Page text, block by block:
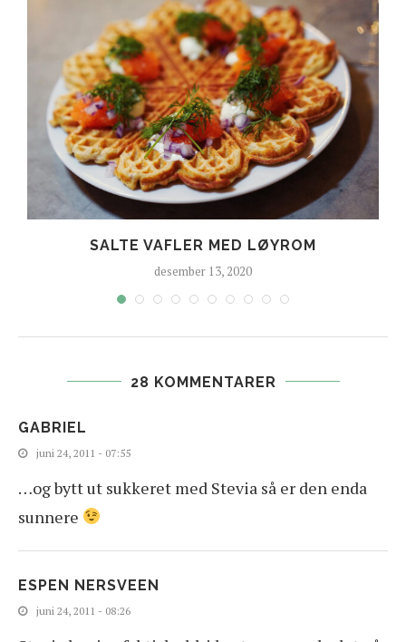
SALTE VAFLER MED LØYROM
desember 13, 2020
28 KOMMENTARER
GABRIEL
juni 24, 2011 - 07:55
…og bytt ut sukkeret med Stevia så er den enda
sunnere
ESPEN NERSVEEN
juni 24, 2011 - 08:26